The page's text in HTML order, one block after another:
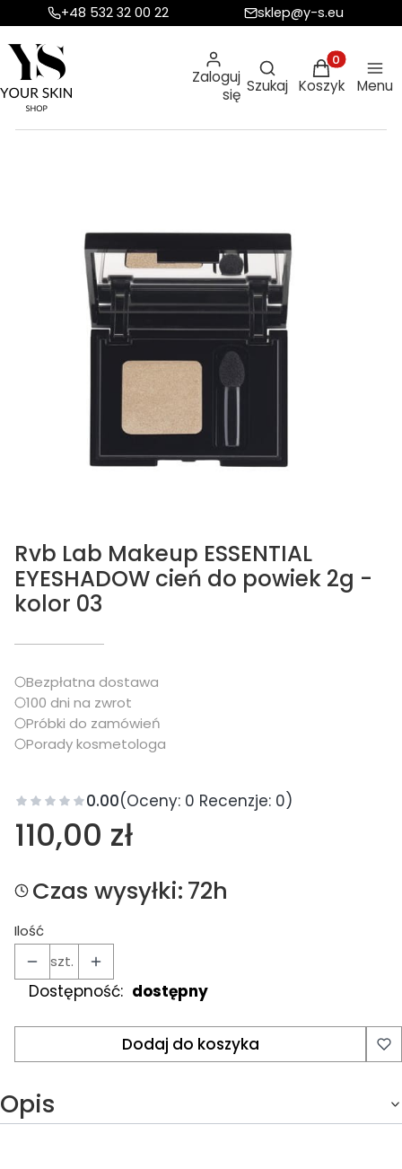
+48 532 32 00 22 sklep@y-s.eu
Zaloguj
się
Otwórz
Szukaj
Produkty w
Koszyk Menu
Rvb Lab Makeup ESSENTIAL
EYESHADOW cień do powiek 2g -
kolor 03
Bezpłatna dostawa
100 dni na zwrot
Próbki do zamówień
Porady kosmetologa
0.00(Oceny: 0 Recenzje: 0)
Cena
110,00 zł
Czas wysyłki:72h
Ilość
szt.
Dostępność: dostępny
Dodaj do koszyka
Opis